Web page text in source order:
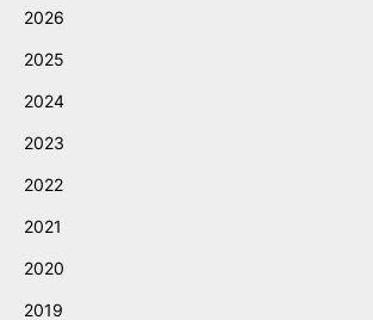
2026
2025
2024
2023
2022
2021
2020
2019